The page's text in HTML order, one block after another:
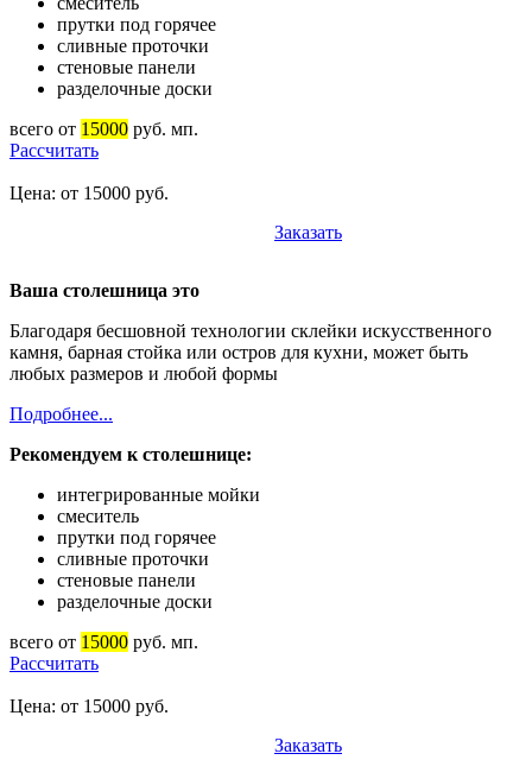
прутки под горячее
сливные проточки
стеновые панели
разделочные доски
всего от 15000 руб. мп.
Рассчитать
Цена: от 15000 руб.
Заказать
Ваша столешница это
Благодаря бесшовной технологии склейки искусственного
камня, барная стойка или остров для кухни, может быть
любых размеров и любой формы
Подробнее...
Рекомендуем к столешнице:
интегрированные мойки
смеситель
прутки под горячее
сливные проточки
стеновые панели
разделочные доски
всего от 15000 руб. мп.
Рассчитать
Цена: от 15000 руб.
Заказать